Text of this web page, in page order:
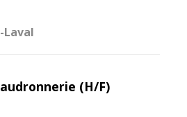
Laval
(H/F)